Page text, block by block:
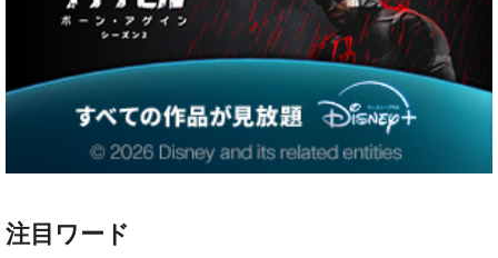
注目ワード
ハリー・ポッター